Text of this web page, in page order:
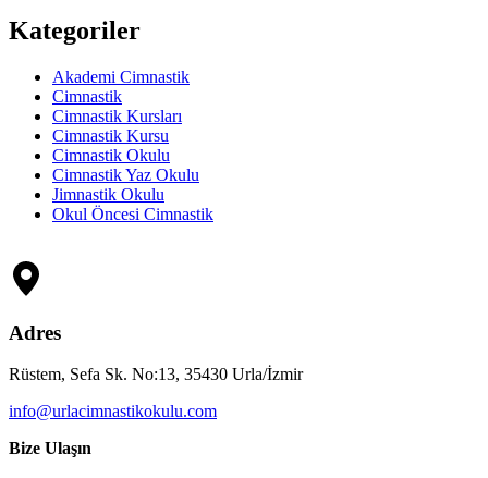
Kategoriler
Akademi Cimnastik
Cimnastik
Cimnastik Kursları
Cimnastik Kursu
Cimnastik Okulu
Cimnastik Yaz Okulu
Jimnastik Okulu
Okul Öncesi Cimnastik
Adres
Rüstem, Sefa Sk. No:13, 35430 Urla/İzmir
info@urlacimnastikokulu.com
Bize Ulaşın